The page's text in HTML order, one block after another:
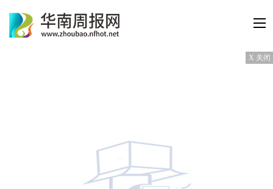
X 关闭